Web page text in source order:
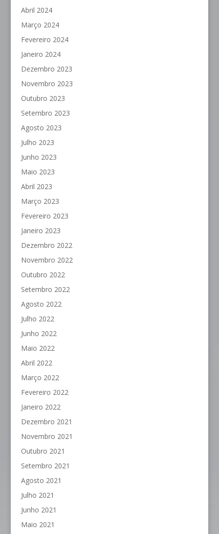
Abril 2024
Março 2024
Fevereiro 2024
Janeiro 2024
Dezembro 2023
Novembro 2023
Outubro 2023
Setembro 2023
Agosto 2023
Julho 2023
Junho 2023
Maio 2023
Abril 2023
Março 2023
Fevereiro 2023
Janeiro 2023
Dezembro 2022
Novembro 2022
Outubro 2022
Setembro 2022
Agosto 2022
Julho 2022
Junho 2022
Maio 2022
Abril 2022
Março 2022
Fevereiro 2022
Janeiro 2022
Dezembro 2021
Novembro 2021
Outubro 2021
Setembro 2021
Agosto 2021
Julho 2021
Junho 2021
Maio 2021